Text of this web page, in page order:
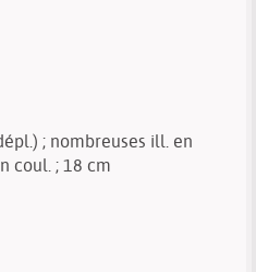
; nombreuses ill. en
coul. ; 18 cm